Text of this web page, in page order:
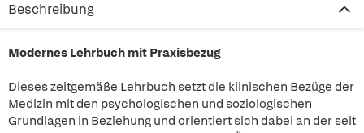
Beschreibung
Modernes Lehrbuch mit Praxisbezug
Dieses zeitgemäße Lehrbuch setzt die klinischen Bezüge der
Medizin mit den psychologischen und soziologischen
Grundlagen in Beziehung und orientiert sich dabei an der seit